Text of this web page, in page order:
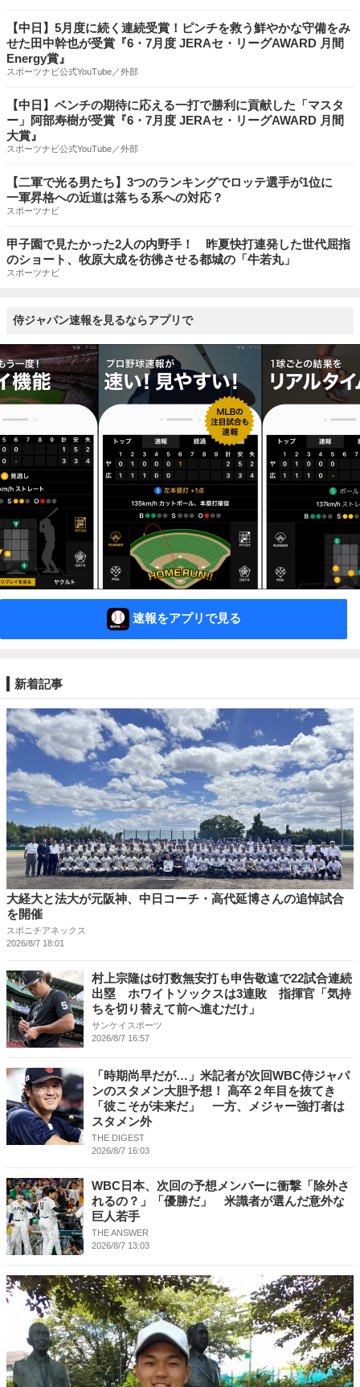
【中日】5月度に続く連続受賞！ピンチを救う鮮やかな守備をみ
せた田中幹也が受賞『6・7月度 JERAセ・リーグAWARD 月間
Energy賞』
スポーツナビ公式YouTube／外部
【中日】ベンチの期待に応える一打で勝利に貢献した「マスタ
ー」阿部寿樹が受賞『6・7月度 JERAセ・リーグAWARD 月間
大賞』
スポーツナビ公式YouTube／外部
【二軍で光る男たち】3つのランキングでロッテ選手が1位に
一軍昇格への近道は落ちる系への対応？
スポーツナビ
甲子園で見たかった2人の内野手！ 昨夏快打連発した世代屈指
のショート、牧原大成を彷彿させる都城の「牛若丸」
スポーツナビ
侍ジャパン速報を見るならアプリで
速報をアプリで見る
新着記事
大経大と法大が元阪神、中日コーチ・高代延博さんの追悼試合
を開催
スポニチアネックス
2026/8/7 18:01
村上宗隆は6打数無安打も申告敬遠で22試合連続
出塁 ホワイトソックスは3連敗 指揮官「気持
ちを切り替えて前へ進むだけ」
サンケイスポーツ
2026/8/7 16:57
「時期尚早だが…」米記者が次回WBC侍ジャパ
ンのスタメン大胆予想！ 高卒２年目を抜てき
「彼こそが未来だ」 一方、メジャー強打者は
スタメン外
THE DIGEST
2026/8/7 16:03
WBC日本、次回の予想メンバーに衝撃「除外さ
れるの？」「優勝だ」 米識者が選んだ意外な
巨人若手
THE ANSWER
2026/8/7 13:03